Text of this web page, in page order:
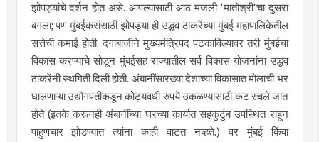
झोपड्यांचे दर्शन होत असे. आपल्यासाठी आठ मजली ‌‘मातोश्री‌’चा दुसरा
बंगला; पण मुंबईकरांसाठी झोपड्या ही उद्धव ठाकरेंच्या मुंबई महापालिकेतील
सत्तेची कमाई होती. दगाबाजीने मुख्यमंत्रिपद पटकाविल्यावर तरी मुंबईचा
विकास करण्याचे सोडून मुंबईसह राज्यातील सर्व विकास योजनांना उद्धव
ठाकरेंनी स्थगिती दिली होती. अंबानींसारख्या देशाच्या विकासात मोलाची भर
घालणाऱ्या उद्योगपतीकडून कोट्यवधी रुपये उकळण्यासाठी कट रचले जात
होते (इतके करूनही अंबानींच्या घरच्या कार्यात सहकुटुंब उपस्थित राहून
पाहुणचार झोडण्यात त्यांना काही वाटत नव्हते.) वर मुंबई किंवा